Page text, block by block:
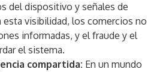
del dispositivo y señales de
visibilidad, los comercios no
informadas, y el fraude y el
el sistema.
compartida: En un mundo